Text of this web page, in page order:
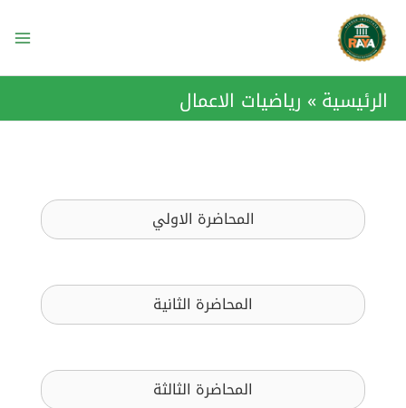
المحتوى
الرئيسية رياضيات الاعمال
المحاضرة الاولي
المحاضرة الثانية
المحاضرة الثالثة